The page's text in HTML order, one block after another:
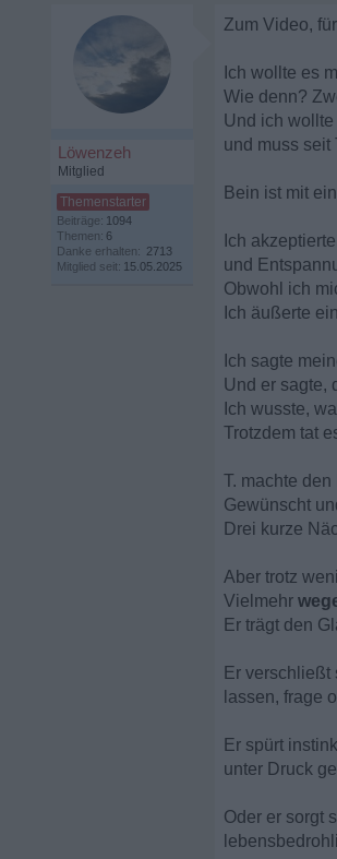
Löwenzeh
Mitglied
Beiträge: 1094
Themen: 6
Danke erhalten: 2713
Mitglied seit: 15.05.2025
Zum Video,
Ich wollte es
Wie denn?
Und ich
und muss seit
Bein ist mit
Ich
und
Obwohl ich
Ich äußerte
Ich sagte
Und er sagte,
Ich wusste,
Trotzdem tat
T. machte
Gewünscht
Drei kurze
Aber trotz
Vielmehr
Er trägt den
Er
lassen, frage
Er spürt
unter Druck
Oder er sorgt